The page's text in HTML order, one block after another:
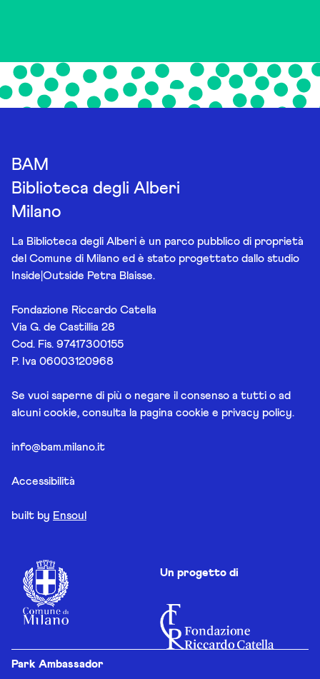
BAM
Biblioteca degli Alberi
Milano
La Biblioteca degli Alberi è un parco pubblico di proprietà
del Comune di Milano ed è stato progettato dallo studio
Inside|Outside Petra Blaisse.
Fondazione Riccardo Catella
Via G. de Castillia 28
Cod. Fis. 97417300155
P. Iva 06003120968
Se vuoi saperne di più o negare il consenso a tutti o ad
alcuni cookie, consulta la pagina cookie e privacy policy.
info@bam.milano.it
Accessibilità
built by Ensoul
Un progetto di
Park Ambassador